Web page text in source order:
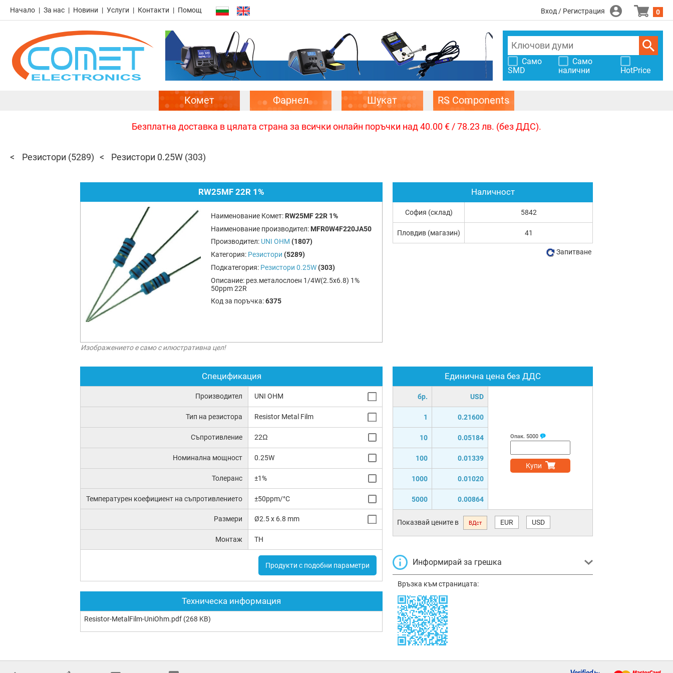
Начало За нас Новини Услуги Контакти Помощ Вход / Регистрация 0
Само
SMD
Само
налични
HotPrice
Комет Фарнел Шукат RS Components
Безплатна доставка в цялата страна за всички онлайн поръчки над 40.00 € / 78.23 лв. (без ДДС).
Резистори (5289) Резистори 0.25W (303)
RW25MF 22R 1%
Наименование Комет: RW25MF 22R 1%
Наименование производител: MFR0W4F220JA50
Производител: UNI OHM (1807)
Категория: Резистори (5289)
Подкатегория: Резистори 0.25W (303)
Описание: рез.металослоен 1/4W(2.5x6.8) 1%
50ppm 22R
Код за поръчка:6375
Изображението е само с илюстративна цел!
Спецификация
Производител UNI OHM
Тип на резистора Resistor Metal Film
Съпротивление 22Ω
Номинална мощност 0.25W
Толеранс ±1%
Температурен коефициент на съпротивлението ±50ppm/°C
Размери Ø2.5 x 6.8 mm
Монтаж TH
Продукти с подобни параметри
Техническа информация
Resistor-MetalFilm-UniOhm.pdf (268 KB)
Единична цена без ДДС
бр. USD
1 0.21600
10 0.05184
100 0.01339
1000 0.01020
5000 0.00864
Опак. 5000
Купи
Показвай цените в ВДст EUR USD
Информирай за грешка
Връзка към страницата:
Наличност
София (склад) 5842
Пловдив (магазин) 41
Запитване